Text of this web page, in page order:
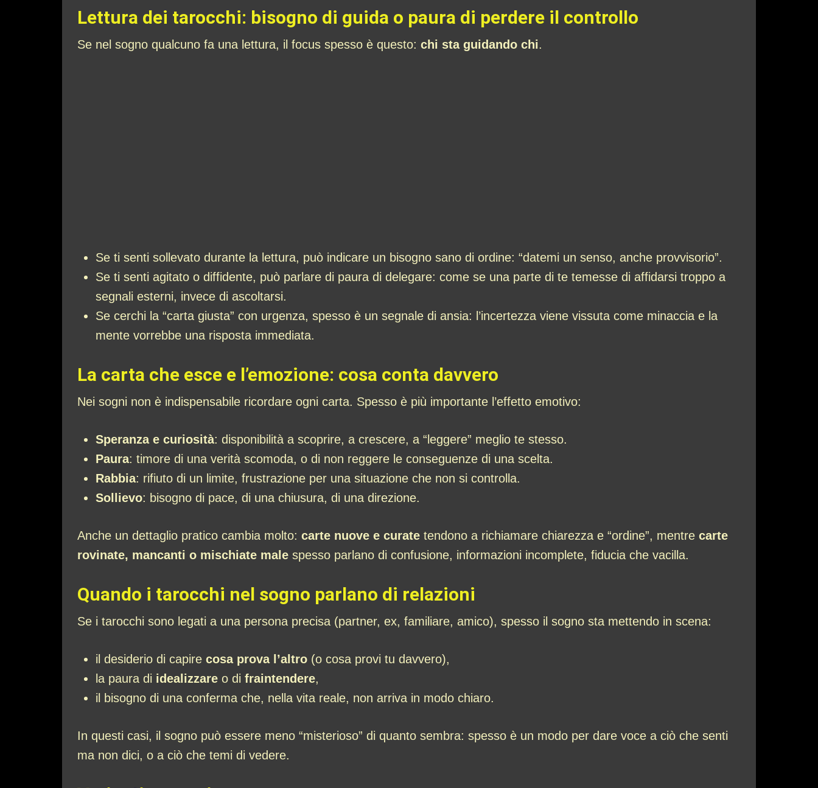
Lettura dei tarocchi: bisogno di guida o paura di perdere il controllo
Se nel sogno qualcuno fa una lettura, il focus spesso è questo: chi sta guidando chi.
Se ti senti sollevato durante la lettura, può indicare un bisogno sano di ordine: “datemi un senso, anche provvisorio”.
Se ti senti agitato o diffidente, può parlare di paura di delegare: come se una parte di te temesse di affidarsi troppo a
segnali esterni, invece di ascoltarsi.
Se cerchi la “carta giusta” con urgenza, spesso è un segnale di ansia: l’incertezza viene vissuta come minaccia e la
mente vorrebbe una risposta immediata.
La carta che esce e l’emozione: cosa conta davvero
Nei sogni non è indispensabile ricordare ogni carta. Spesso è più importante l’effetto emotivo:
Speranza e curiosità: disponibilità a scoprire, a crescere, a “leggere” meglio te stesso.
Paura: timore di una verità scomoda, o di non reggere le conseguenze di una scelta.
Rabbia: rifiuto di un limite, frustrazione per una situazione che non si controlla.
Sollievo: bisogno di pace, di una chiusura, di una direzione.
Anche un dettaglio pratico cambia molto: carte nuove e curate tendono a richiamare chiarezza e “ordine”, mentre carte
rovinate, mancanti o mischiate male spesso parlano di confusione, informazioni incomplete, fiducia che vacilla.
Quando i tarocchi nel sogno parlano di relazioni
Se i tarocchi sono legati a una persona precisa (partner, ex, familiare, amico), spesso il sogno sta mettendo in scena:
il desiderio di capire cosa prova l’altro (o cosa provi tu davvero),
la paura di idealizzare o di fraintendere,
il bisogno di una conferma che, nella vita reale, non arriva in modo chiaro.
In questi casi, il sogno può essere meno “misterioso” di quanto sembra: spesso è un modo per dare voce a ciò che senti
ma non dici, o a ciò che temi di vedere.